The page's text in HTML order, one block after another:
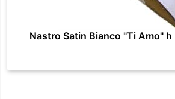
Nastro Satin Bianco "Ti Amo"